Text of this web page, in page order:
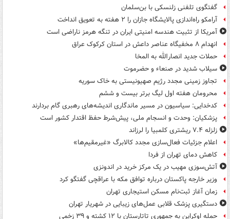
گفتگوی تلفنی زلنسکی با بن‌سلمان
آرامکو راه‌اندازی پالایشگاه جازان را ۲ هفته به تعویق انداخت
آمریکا از تثبیت هندسه امنیتی ایران در تنگه هرمز ناراضی است
انهدام ۸ مخفیگاه عناصر داعش در استان کرکوک عراق
حملات جدید انصارالله به المخا
سیلاب شدید در صنعاء و حضرموت
تجاوز زمینی مجدد رژیم صهیونیستی به خاک سوریه
محرومان هفته اول لیگ برتر بیست و ششم
کدخدایی: سیاسیون در مسیر ماندگاری اندیشه‌های رهبری گام بردارند
پزشکیان: وحدت و انسجام ملی، پیش‌شرط حفظ اقتدار کشور است
زلزله ۷.۴ ریشتری کلمبیا را لرزاند
اعلام جزئیات فعال‌سازی مجدد کالابرگ «غیرمقیم‌ها»
کاهش دمای تهران از فردا
آتش‌سوزی مهیب در یک مرکز خرید در اندونزی
وزیر خارجه پاکستان درباره توافق مکه با عراقچی گفتگو کرد
زمان آغاز ثبت‌نام مسکن استیجاری تهران
دستگیری پزشک قلابی عمل‌های زیبایی در شهریار تهران
حمله اوکراین به جمهوری تاتارستان با ۱۲ کشته و ۳۹ زخمی